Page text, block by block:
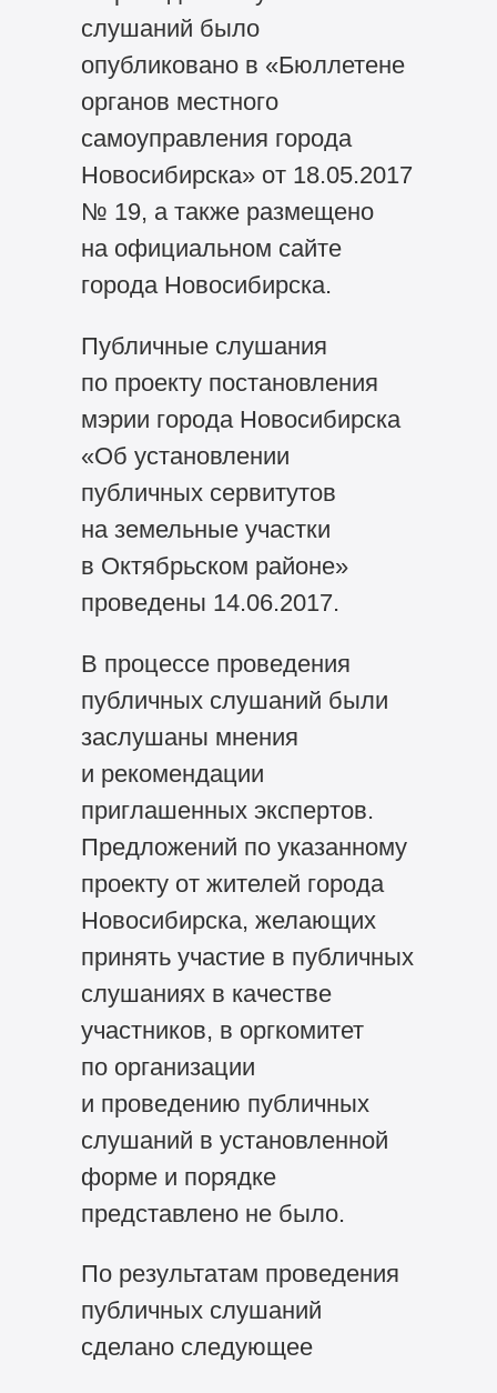
слушаний было
опубликовано в «Бюллетене
органов местного
самоуправления города
Новосибирска» от 18.05.2017
№ 19, а также размещено
на официальном сайте
города Новосибирска.
Публичные слушания
по проекту постановления
мэрии города Новосибирска
«Об установлении
публичных сервитутов
на земельные участки
в Октябрьском районе»
проведены 14.06.2017.
В процессе проведения
публичных слушаний были
заслушаны мнения
и рекомендации
приглашенных экспертов.
Предложений по указанному
проекту от жителей города
Новосибирска, желающих
принять участие в публичных
слушаниях в качестве
участников, в оргкомитет
по организации
и проведению публичных
слушаний в установленной
форме и порядке
представлено не было.
По результатам проведения
публичных слушаний
сделано следующее